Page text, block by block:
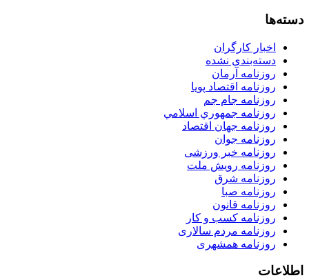
دسته‌ها
اخبار کارگران
دسته‌بندی نشده
روزنامه آرمان
روزنامه اقتصاد پویا
روزنامه جام جم
روزنامه جمهوري اسلامي
روزنامه جهان اقتصاد
روزنامه جوان
روزنامه خبر ورزشى
روزنامه رویش ملت
روزنامه شرق
روزنامه صبا
روزنامه قانون
روزنامه كسب و كار
روزنامه مردم سالاری
روزنامه همشهری
اطلاعات